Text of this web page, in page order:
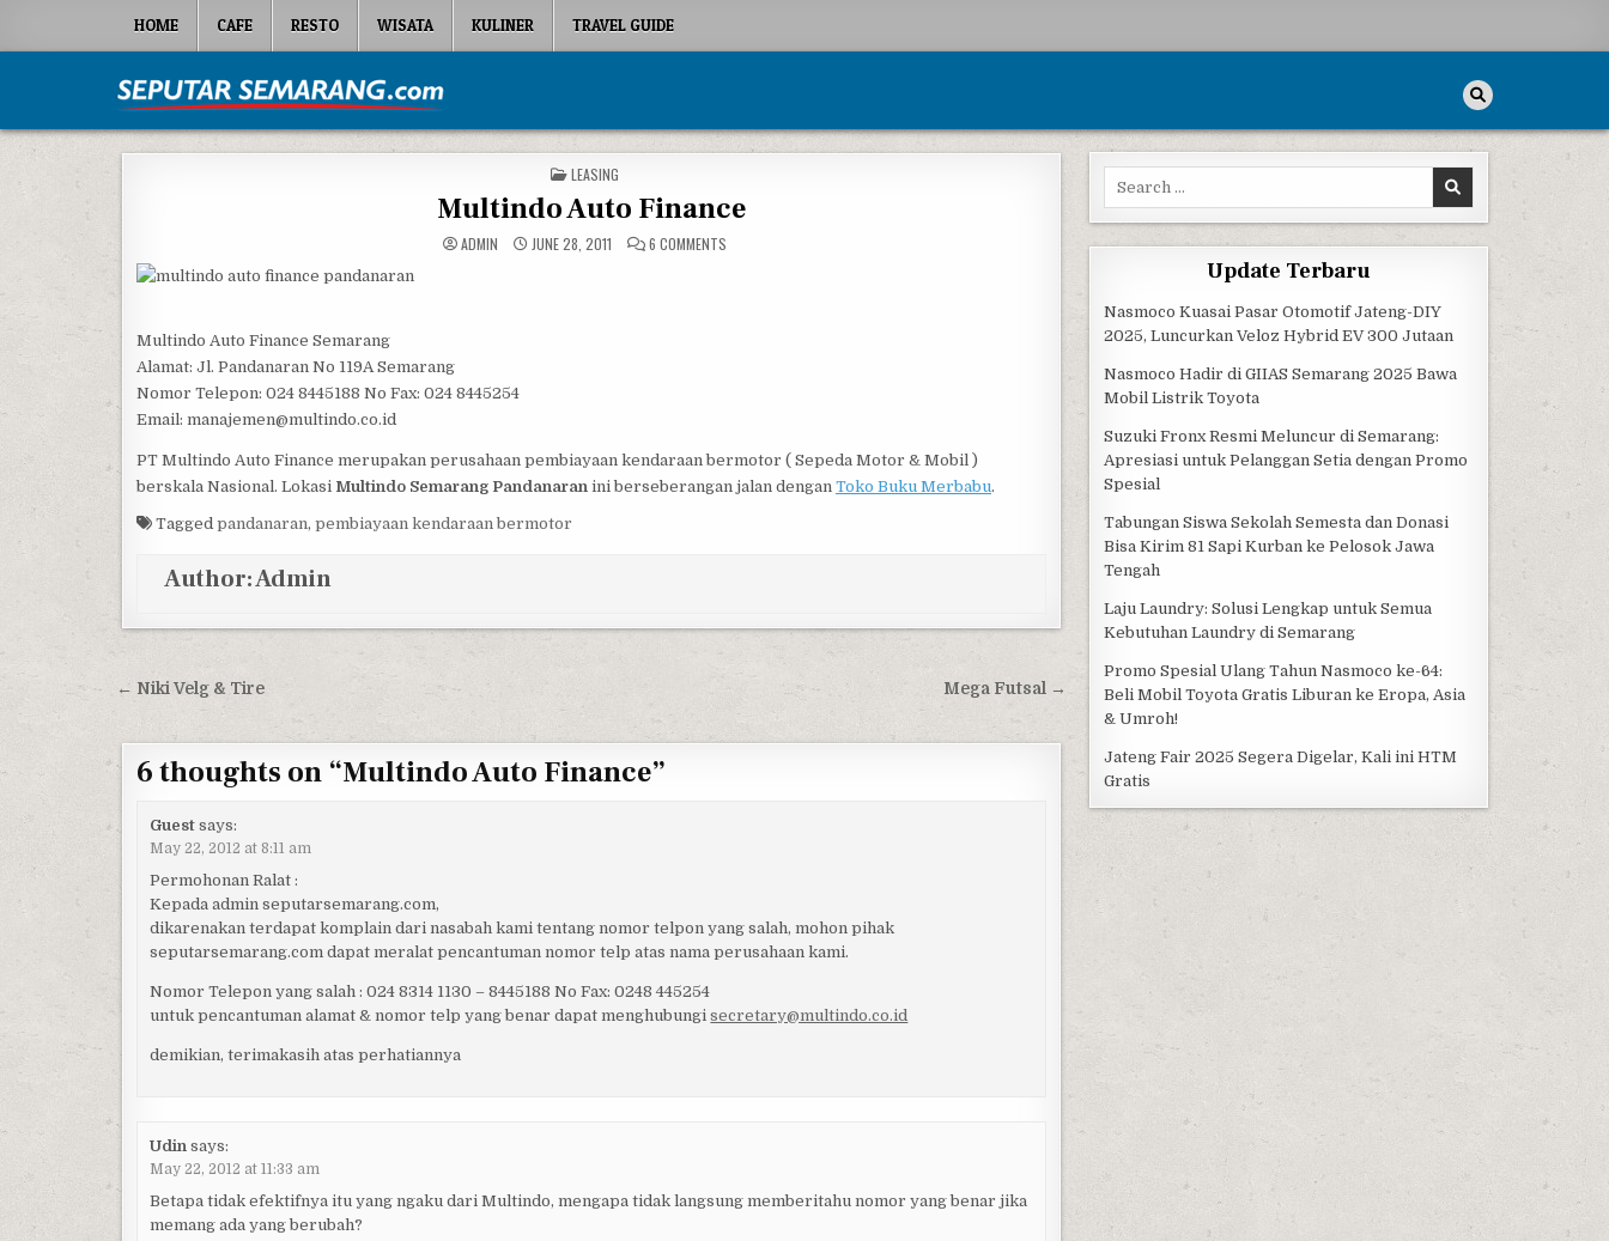
HOME CAFE RESTO WISATA KULINER TRAVEL GUIDE
Seputar Semarang
POSTED IN
LEASING
Multindo Auto Finance
ADMIN JUNE 28, 2011 6 COMMENTS
Multindo Auto Finance Semarang
Alamat: Jl. Pandanaran No 119A Semarang
Nomor Telepon: 024 8445188 No Fax: 024 8445254
Email: manajemen@multindo.co.id
PT Multindo Auto Finance merupakan perusahaan pembiayaan kendaraan bermotor ( Sepeda Motor & Mobil )
berskala Nasional. Lokasi Multindo Semarang Pandanaran ini berseberangan jalan dengan Toko Buku Merbabu.
Tagged pandanaran, pembiayaan kendaraan bermotor
Author:Admin
Post navigation Mega Futsal →
← Niki Velg & Tire
6 thoughts on “Multindo Auto Finance”
Guest says:
May 22, 2012 at 8:11 am
Permohonan Ralat :
Kepada admin seputarsemarang.com,
dikarenakan terdapat komplain dari nasabah kami tentang nomor telpon yang salah, mohon pihak
seputarsemarang.com dapat meralat pencantuman nomor telp atas nama perusahaan kami.
Nomor Telepon yang salah : 024 8314 1130 – 8445188 No Fax: 0248 445254
untuk pencantuman alamat & nomor telp yang benar dapat menghubungisecretary@multindo.co.id
demikian, terimakasih atas perhatiannya
Udin says:
May 22, 2012 at 11:33 am
Betapa tidak efektifnya itu yang ngaku dari Multindo, mengapa tidak langsung memberitahu nomor yang benar jika
memang ada yang berubah?
Search for:
Update Terbaru
Nasmoco Kuasai Pasar Otomotif Jateng-DIY
2025, Luncurkan Veloz Hybrid EV 300 Jutaan
Nasmoco Hadir di GIIAS Semarang 2025 Bawa
Mobil Listrik Toyota
Suzuki Fronx Resmi Meluncur di Semarang:
Apresiasi untuk Pelanggan Setia dengan Promo
Spesial
Tabungan Siswa Sekolah Semesta dan Donasi
Bisa Kirim 81 Sapi Kurban ke Pelosok Jawa
Tengah
Laju Laundry: Solusi Lengkap untuk Semua
Kebutuhan Laundry di Semarang
Promo Spesial Ulang Tahun Nasmoco ke-64:
Beli Mobil Toyota Gratis Liburan ke Eropa, Asia
& Umroh!
Jateng Fair 2025 Segera Digelar, Kali ini HTM
Gratis